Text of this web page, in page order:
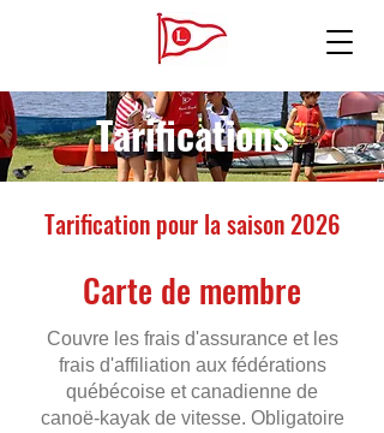
Tarifications
Tarification pour la saison 2026
Carte de membre
Couvre les frais d'assurance et les
frais d'affiliation aux fédérations
québécoise et canadienne de
canoë-kayak de vitesse. Obligatoire